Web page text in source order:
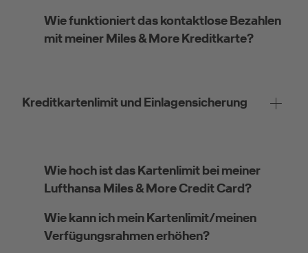
Wie funktioniert das kontaktlose Bezahlen
mit meiner Miles & More Kreditkarte?
Kreditkartenlimit und Einlagensicherung
Wie hoch ist das Kartenlimit bei meiner
Lufthansa Miles & More Credit Card?
Wie kann ich mein Kartenlimit/meinen
Verfügungsrahmen erhöhen?